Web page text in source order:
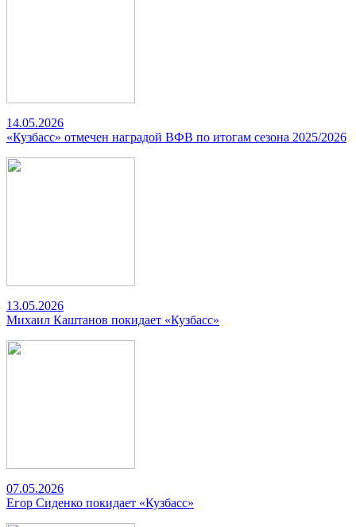
14.05.2026
«Кузбасс» отмечен наградой ВФВ по итогам сезона 2025/2026
13.05.2026
Михаил Каштанов покидает «Кузбасс»
07.05.2026
Егор Сиденко покидает «Кузбасс»